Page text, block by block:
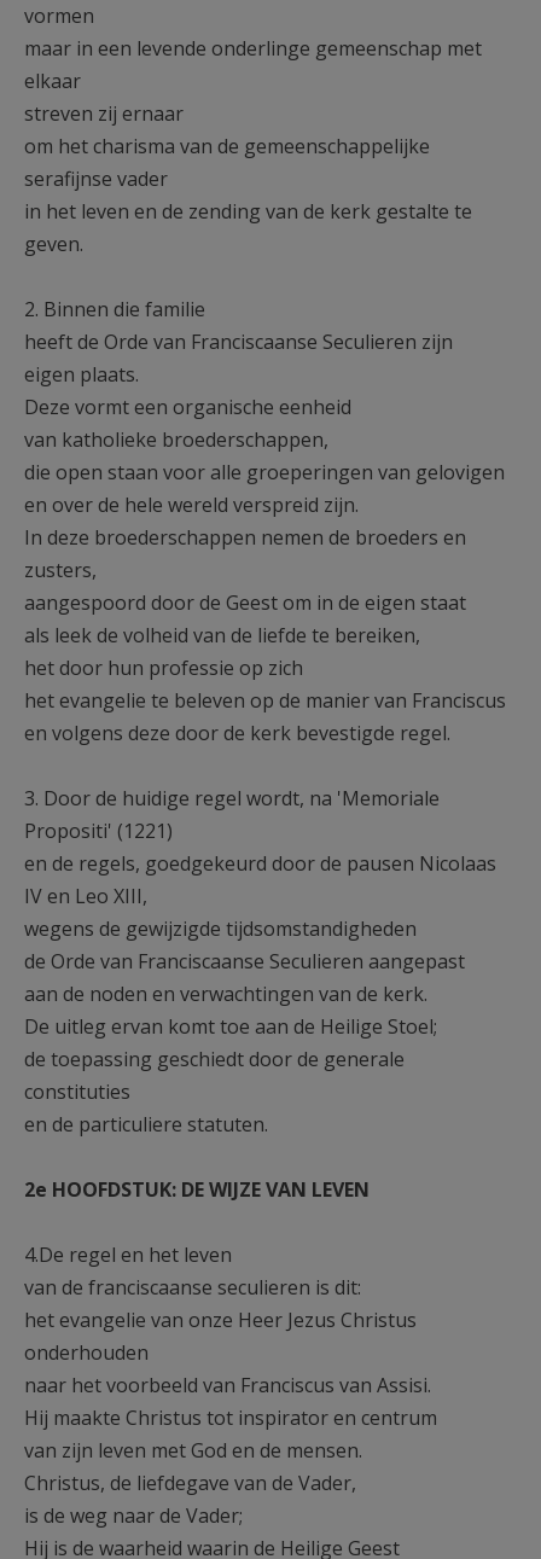
vormen
maar in een levende onderlinge gemeenschap met
elkaar
streven zij ernaar
om het charisma van de gemeenschappelijke
serafijnse vader
in het leven en de zending van de kerk gestalte te
geven.
2. Binnen die familie
heeft de Orde van Franciscaanse Seculieren zijn
eigen plaats.
Deze vormt een organische eenheid
van katholieke broederschappen,
die open staan voor alle groeperingen van gelovigen
en over de hele wereld verspreid zijn.
In deze broederschappen nemen de broeders en
zusters,
aangespoord door de Geest om in de eigen staat
als leek de volheid van de liefde te bereiken,
het door hun professie op zich
het evangelie te beleven op de manier van Franciscus
en volgens deze door de kerk bevestigde regel.
3. Door de huidige regel wordt, na 'Memoriale
Propositi' (1221)
en de regels, goedgekeurd door de pausen Nicolaas
IV en Leo XIII,
wegens de gewijzigde tijdsomstandigheden
de Orde van Franciscaanse Seculieren aangepast
aan de noden en verwachtingen van de kerk.
De uitleg ervan komt toe aan de Heilige Stoel;
de toepassing geschiedt door de generale
constituties
en de particuliere statuten.
2e HOOFDSTUK: DE WIJZE VAN LEVEN
4.De regel en het leven
van de franciscaanse seculieren is dit:
het evangelie van onze Heer Jezus Christus
onderhouden
naar het voorbeeld van Franciscus van Assisi.
Hij maakte Christus tot inspirator en centrum
van zijn leven met God en de mensen.
Christus, de liefdegave van de Vader,
is de weg naar de Vader;
Hij is de waarheid waarin de Heilige Geest